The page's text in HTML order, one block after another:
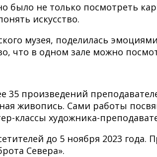
было не только посмотреть
искусство.
музея, поделилась
что в одном зале можно
35 произведений
живопись. Сами работы
классы художника-
до 5 ноября 2023
Севера».